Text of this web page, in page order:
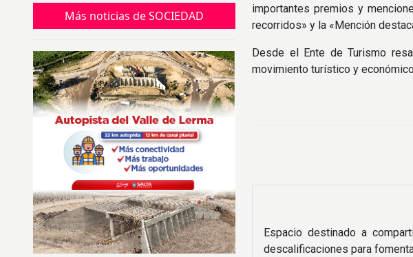
Más noticias de SOCIEDAD
importantes premios y
recorridos» y la «Mención
Desde el Ente de Turismo
movimiento turístico y
Espacio destinado a
descalificaciones para